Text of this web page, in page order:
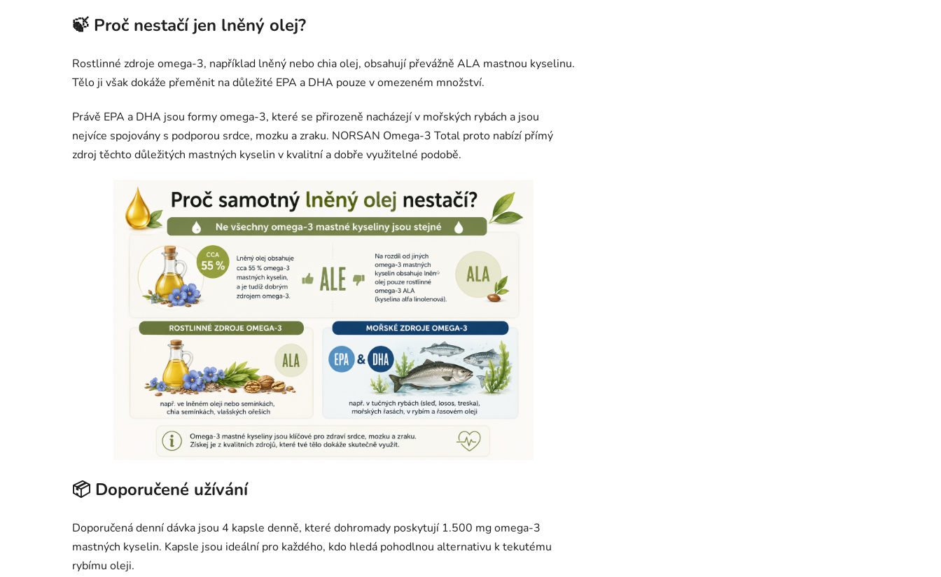
🍃 Proč nestačí jen lněný olej?
Rostlinné zdroje omega-3, například lněný nebo chia olej, obsahují převážně ALA mastnou kyselinu.
Tělo ji však dokáže přeměnit na důležité EPA a DHA pouze v omezeném množství.
Právě EPA a DHA jsou formy omega-3, které se přirozeně nacházejí v mořských rybách a jsou
nejvíce spojovány s podporou srdce, mozku a zraku. NORSAN Omega-3 Total proto nabízí přímý
zdroj těchto důležitých mastných kyselin v kvalitní a dobře využitelné podobě.
📦 Doporučené užívání
Doporučená denní dávka jsou 4 kapsle denně, které dohromady poskytují 1.500 mg omega-3
mastných kyselin. Kapsle jsou ideální pro každého, kdo hledá pohodlnou alternativu k tekutému
rybímu oleji.